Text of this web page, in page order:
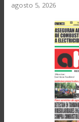
agosto 5, 2026